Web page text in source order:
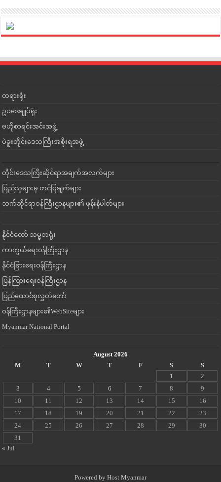
တရားရုံး
ဥပဒေချုပ်ရုံး
ဗဟိုစာရင်းအင်းအဖွဲ့
ပဲခူးတိုင်းဒေသကြီးအစိုးရအဖွဲ့
တိုင်းဒေသကြီးဆိုင်ရာအချက်အလက်များ
ပြည်သူများမှ တင်ပြချက်များ
သက်ဆိုင်ရာဝန်ကြီးဌာနများ၏ ဖုန်းနံပါတ်များ
နိုင်ငံတော် သမ္မတရုံး
ကာကွယ်ရေးဝန်ကြီးဌာန
နိုင်ငံခြားရေးဝန်ကြီးဌာန
ပြန်ကြားရေးဝန်ကြီးဌာန
ပြည်ထောင်စုလွှတ်တော်
ဝန်ကြီးဌာနများ၏WebSiteများ
Myanmar National Portal
August 2026
M
T W T F S
S
1
2
3
4 5 6 7 8
9
10
11 12 13 14 15
16
17
18 19 20 21 22
23
24
25 26 27 28 29
30
31
« Jul
Powered by Host Myanmar